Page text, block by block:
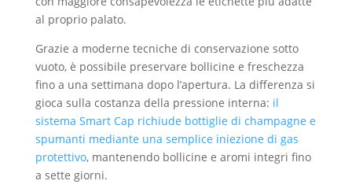
al proprio palato.
Grazie a moderne tecniche di conservazione sotto
vuoto, è possibile preservare bollicine e freschezza
fino a una settimana dopo l’apertura. La differenza si
gioca sulla costanza della pressione interna: il
sistema Smart Cap richiude bottiglie di champagne e
spumanti mediante una semplice iniezione di gas
protettivo, mantenendo bollicine e aromi integri fino
a sette giorni.